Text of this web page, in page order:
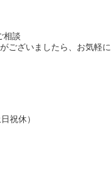
ございましたら、お気軽に
祝休）